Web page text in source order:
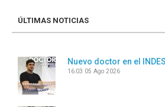
ÚLTIMAS NOTICIAS
Nuevo doctor en el
16:03 05 Ago 2026